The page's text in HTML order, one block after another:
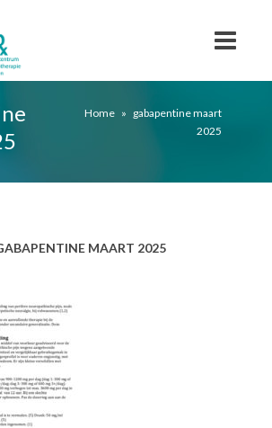
Home » gabapentine maart
2025
MAART 2025